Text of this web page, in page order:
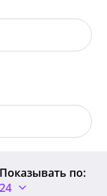
Показывать по:
24